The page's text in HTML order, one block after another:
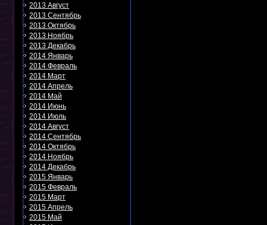
2013 Август
2013 Сентябрь
2013 Октябрь
2013 Ноябрь
2013 Декабрь
2014 Январь
2014 Февраль
2014 Март
2014 Апрель
2014 Май
2014 Июнь
2014 Июль
2014 Август
2014 Сентябрь
2014 Октябрь
2014 Ноябрь
2014 Декабрь
2015 Январь
2015 Февраль
2015 Март
2015 Апрель
2015 Май